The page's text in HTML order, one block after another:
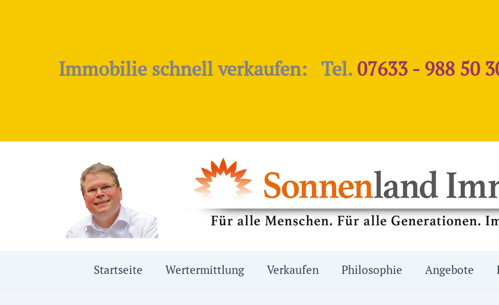
Immobilie schnell verkaufen: Tel. 07633 - 988 50
Startseite Wertermittlung Verkaufen Philosophie Angebote